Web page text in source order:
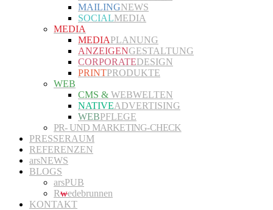
MAILINGNEWS
SOCIALMEDIA
MEDIA
MEDIAPLANUNG
ANZEIGENGESTALTUNG
CORPORATEDESIGN
PRINTPRODUKTE
WEB
CMS & WEBWELTEN
NATIVEADVERTISING
WEBPFLEGE
PR- UND MARKETING-CHECK
PRESSERAUM
REFERENZEN
arsNEWS
BLOGS
arsPUB
Rwedebrunnen
KONTAKT